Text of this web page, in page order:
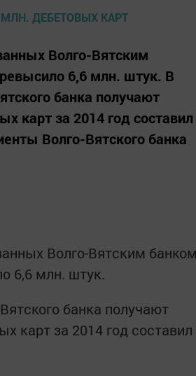
Волго-Вятским
6,6 млн. штук. В
банка получают
карт за 2014 год составил
Волго-Вятского банка
Волго-Вятским
6,6 млн. штук.
банка получают
карт за 2014 год составил